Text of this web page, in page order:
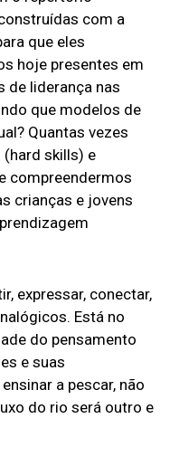
com a
que eles
hoje presentes em
de liderança nas
que modelos de
Quantas vezes
skills) e
compreendermos
crianças e jovens
expressar, conectar,
Está no
do pensamento
e suas
a pescar, não
do rio será outro e